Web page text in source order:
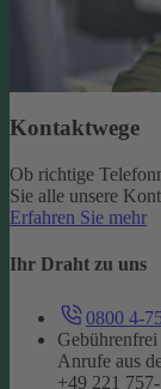
Kontaktwege
Ob richtige
Sie alle unsere
Erfahren Sie mehr
Ihr Draht zu uns
0800 4-
Gebührenfrei
Anrufe aus
+49 221